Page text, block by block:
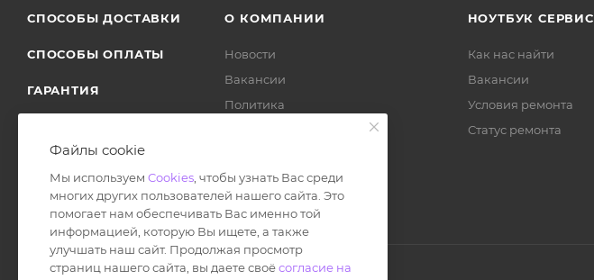
СПОСОБЫ ДОСТАВКИ
СПОСОБЫ ОПЛАТЫ
ГАРАНТИЯ
О КОМПАНИИ
Новости
Вакансии
Политика
НОУТБУК СЕРВИС
Как нас найти
Вакансии
Условия ремонта
Статус ремонта
Файлы cookie
Мы используем Cookies , чтобы узнать Вас среди
многих других пользователей нашего сайта. Это
помогает нам обеспечивать Вас именно той
информацией, которую Вы ищете, а также
улучшать наш сайт. Продолжая просмотр
страниц нашего сайта, вы даете своёсогласие на